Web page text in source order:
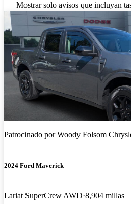
Mostrar solo avisos que incluyan
Patrocinado porWoody Folsom
2024 Ford Maverick
Lariat SuperCrew AWD 8,904 millas